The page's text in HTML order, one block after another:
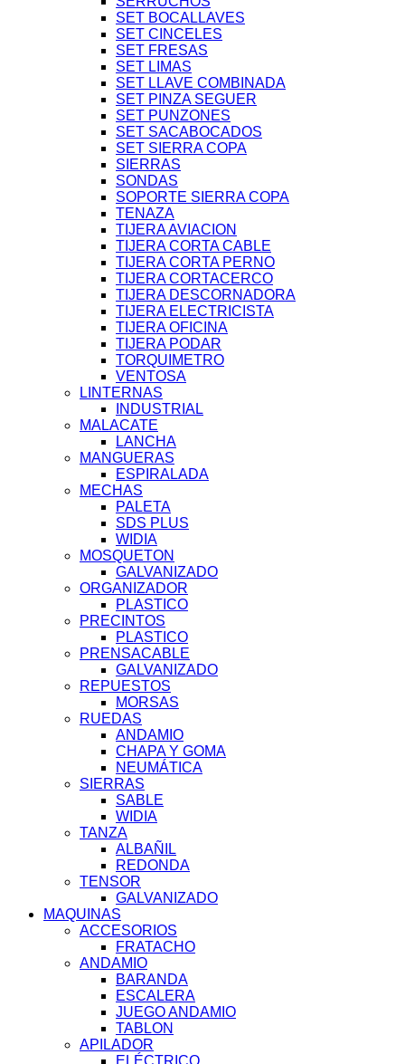
SET BOCALLAVES
SET CINCELES
SET FRESAS
SET LIMAS
SET LLAVE COMBINADA
SET PINZA SEGUER
SET PUNZONES
SET SACABOCADOS
SET SIERRA COPA
SIERRAS
SONDAS
SOPORTE SIERRA COPA
TENAZA
TIJERA AVIACION
TIJERA CORTA CABLE
TIJERA CORTA PERNO
TIJERA CORTACERCO
TIJERA DESCORNADORA
TIJERA ELECTRICISTA
TIJERA OFICINA
TIJERA PODAR
TORQUIMETRO
VENTOSA
LINTERNAS
INDUSTRIAL
MALACATE
LANCHA
MANGUERAS
ESPIRALADA
MECHAS
PALETA
SDS PLUS
WIDIA
MOSQUETON
GALVANIZADO
ORGANIZADOR
PLASTICO
PRECINTOS
PLASTICO
PRENSACABLE
GALVANIZADO
REPUESTOS
MORSAS
RUEDAS
ANDAMIO
CHAPA Y GOMA
NEUMÁTICA
SIERRAS
SABLE
WIDIA
TANZA
ALBAÑIL
REDONDA
TENSOR
GALVANIZADO
MAQUINAS
ACCESORIOS
FRATACHO
ANDAMIO
BARANDA
ESCALERA
JUEGO ANDAMIO
TABLON
APILADOR
ELÉCTRICO